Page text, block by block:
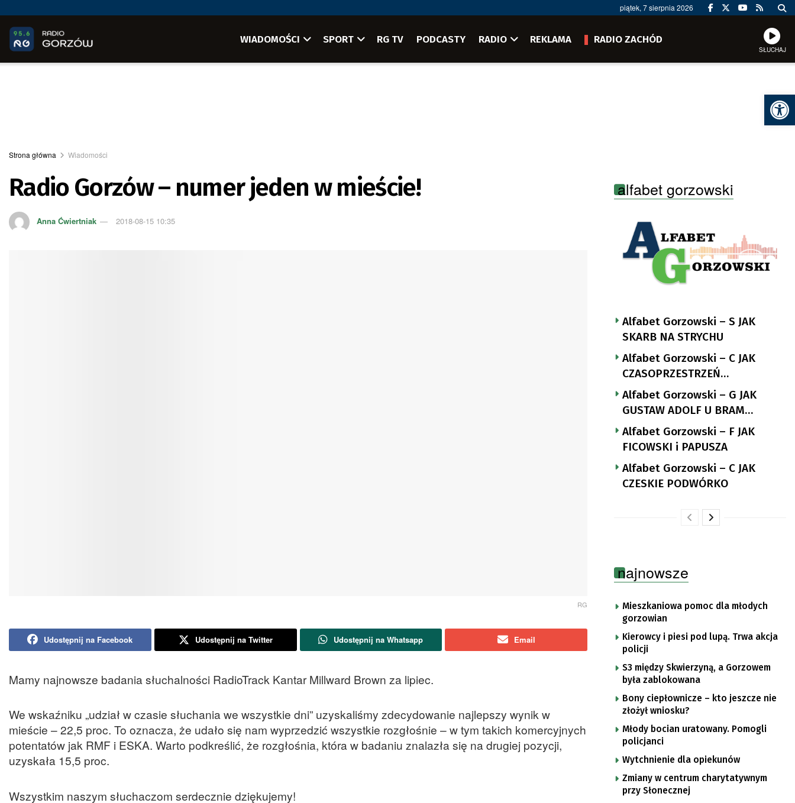
piątek, 7 sierpnia 2026
WIADOMOŚCI SPORT RG TV PODCASTY RADIO REKLAMA RADIO ZACHÓD
SŁUCHAJ
Strona główna Wiadomości
Radio Gorzów – numer jeden w mieście!
Anna Ćwiertniak 2018-08-15 10:35
RG
Udostępnij na Facebook Udostępnij na Twitter Udostępnij na Whatsapp Email
Mamy najnowsze badania słuchalności RadioTrack Kantar Millward Brown za lipiec.
We wskaźniku „udział w czasie słuchania we wszystkie dni” uzyskaliśmy zdecydowanie najlepszy wynik w
mieście – 22,5 proc. To oznacza, że udało się nam wyprzedzić wszystkie rozgłośnie – w tym takich komercyjnych
potentatów jak RMF i ESKA. Warto podkreślić, że rozgłośnia, która w badaniu znalazła się na drugiej pozycji,
uzyskała 15,5 proc.
Wszystkim naszym słuchaczom serdecznie dziękujemy!
alfabet gorzowski
Alfabet Gorzowski – S JAK
SKARB NA STRYCHU
Alfabet Gorzowski – C JAK
CZASOPRZESTRZEŃ
NUTTGENSA
Alfabet Gorzowski – G JAK
GUSTAW ADOLF U BRAM
LANDSBERGA
Alfabet Gorzowski – F JAK
FICOWSKI i PAPUSZA
Alfabet Gorzowski – C JAK
CZESKIE PODWÓRKO
najnowsze
Mieszkaniowa pomoc dla młodych
gorzowian
Kierowcy i piesi pod lupą. Trwa akcja
policji
S3 między Skwierzyną, a Gorzowem
była zablokowana
Bony ciepłownicze – kto jeszcze nie
złożył wniosku?
Młody bocian uratowany. Pomogli
policjanci
Wytchnienie dla opiekunów
Zmiany w centrum charytatywnym
przy Słonecznej